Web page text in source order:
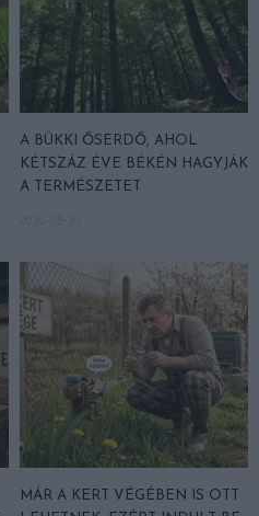
A BÜKKI ŐSERDŐ, AHOL
KÉTSZÁZ ÉVE BÉKÉN HAGYJÁK
A TERMÉSZETET
MÁR A KERT VÉGÉBEN IS OTT